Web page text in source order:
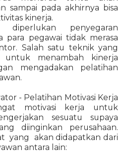
sampai pada akhirnya bisa
kinerja.
penyegaran
para pegawai tidak merasa
Salah satu teknik yang
untuk menambah kinerja
mengadakan pelatihan
- Pelatihan Motivasi Kerja
motivasi kerja untuk
sesuatu supaya
diinginkan perusahaan.
yang akan didapatkan dari
antara lain: